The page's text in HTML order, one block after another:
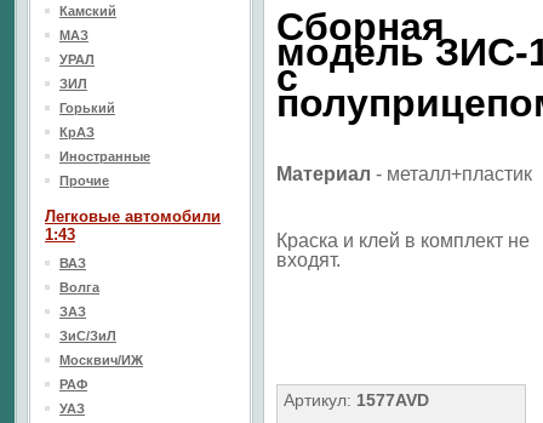
Сборная
модель ЗИС-
с
Материал - металл+пластик
Краска и клей в комплект не
входят.
Артикул: 1577AVD
Камский
МАЗ
УРАЛ
ЗИЛ
Горький
КрАЗ
Иностранные
Прочие
Легковые автомобили
1:43
ВАЗ
Волга
ЗАЗ
ЗиС/ЗиЛ
Москвич/ИЖ
РАФ
УАЗ